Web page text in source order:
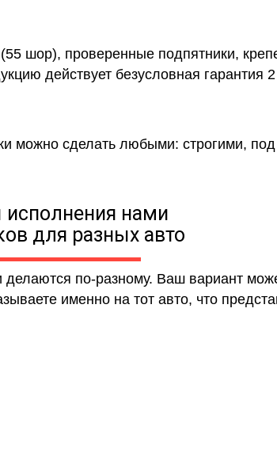
шор), проверенные подпятники,
действует безусловная гарантия
можно сделать любыми: строгими,
нами
для разных авто
по-разному. Ваш вариант
именно на тот авто, что